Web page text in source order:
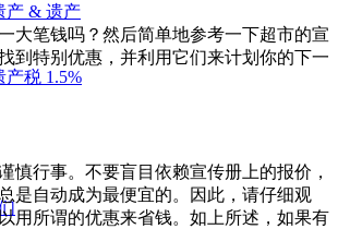
产 & 遗产
产税 1.5%
大笔钱吗？然后简单地参考一下超市的宣
到特别优惠，并利用它们来计划你的下一
慎行事。不要盲目依赖宣传册上的报价，
是自动成为最便宜的。因此，请仔细观
用所谓的优惠来省钱。如上所述，如果有